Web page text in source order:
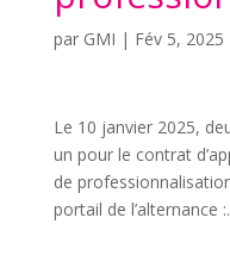
par GMI | Fév 5, 2025
Le 10 janvier 2025,
un pour le contrat
de
portail de l’alternance